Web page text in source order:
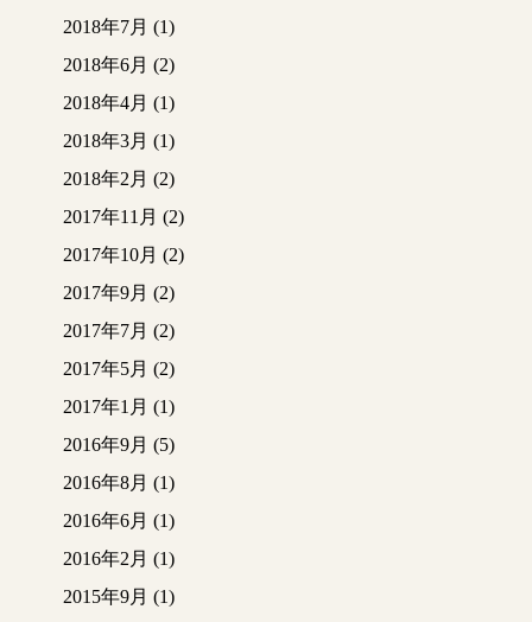
2018年7月 (1)
2018年6月 (2)
2018年4月 (1)
2018年3月 (1)
2018年2月 (2)
2017年11月 (2)
2017年10月 (2)
2017年9月 (2)
2017年7月 (2)
2017年5月 (2)
2017年1月 (1)
2016年9月 (5)
2016年8月 (1)
2016年6月 (1)
2016年2月 (1)
2015年9月 (1)